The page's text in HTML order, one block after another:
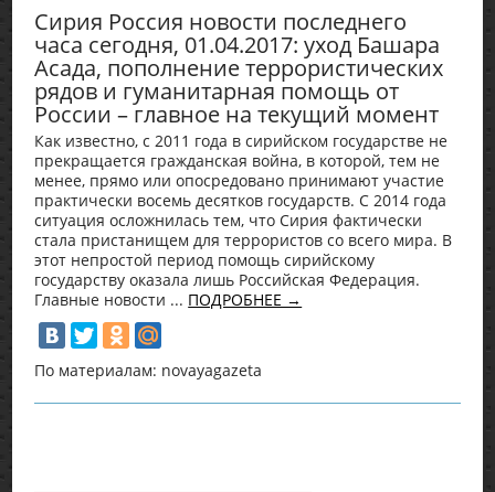
Сирия Россия новости последнего
часа сегодня, 01.04.2017: уход Башара
Асада, пополнение террористических
рядов и гуманитарная помощь от
России – главное на текущий момент
Как известно, с 2011 года в сирийском государстве не
прекращается гражданская война, в которой, тем не
менее, прямо или опосредовано принимают участие
практически восемь десятков государств. С 2014 года
ситуация осложнилась тем, что Сирия фактически
стала пристанищем для террористов со всего мира. В
этот непростой период помощь сирийскому
государству оказала лишь Российская Федерация.
Главные новости ... ПОДРОБНЕЕ →
По материалам: novayagazeta